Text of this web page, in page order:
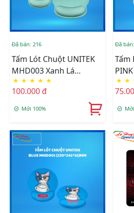
Đã bán: 216
Tấm Lót Chuột UNITEK
MHD003 Xanh Lá
(220*245*15)MM
★ ★ ★ ★ ★
100.000 đ
Mới 100%
Đã
Tấm
★ ★